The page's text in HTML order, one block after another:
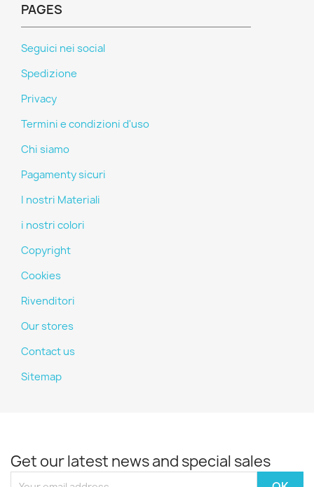
PAGES
Seguici nei social
Spedizione
Privacy
Termini e condizioni d'uso
Chi siamo
Pagamenty sicuri
I nostri Materiali
i nostri colori
Copyright
Cookies
Rivenditori
Our stores
Contact us
Sitemap
Get our latest news and special sales